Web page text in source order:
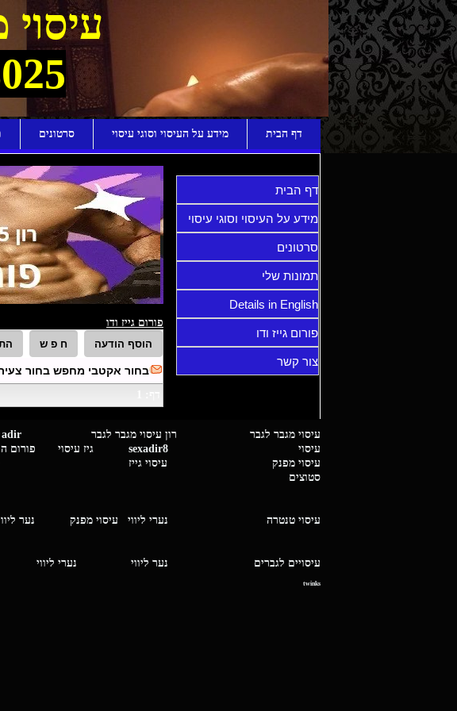
דף הבית מידע על העיסוי וסוגי עיסוי סרטונים
דף הבית
מידע על העיסוי וסוגי עיסוי
סרטונים
תמונות שלי
Details in English
פורום גייז ודו
צור קשר
פורום גייז ודו
בחור אקטבי מחפש בחור
עיסוי מגבר לגבר רון עיסוי מגבר לגבר adir
עיסוי sexadir8 גיז עיסוי פורום
עיסוי מפנק
עיסוי גייז
סטוצים
עיסוי טנטרה נערי ליווי עיסוי מפנק נער
עיסויים לגברים נער ליווי נערי ליווי
twinks